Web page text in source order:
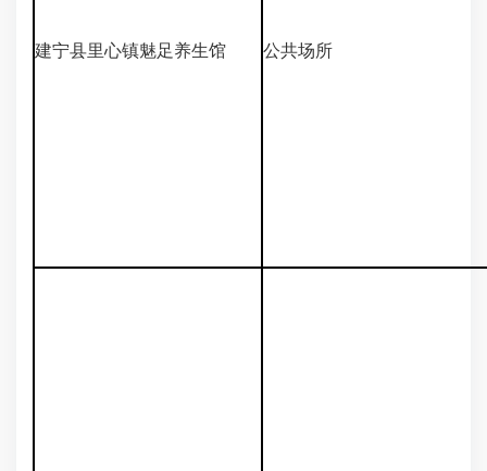
建宁县里心镇魅足养生馆 公共场所